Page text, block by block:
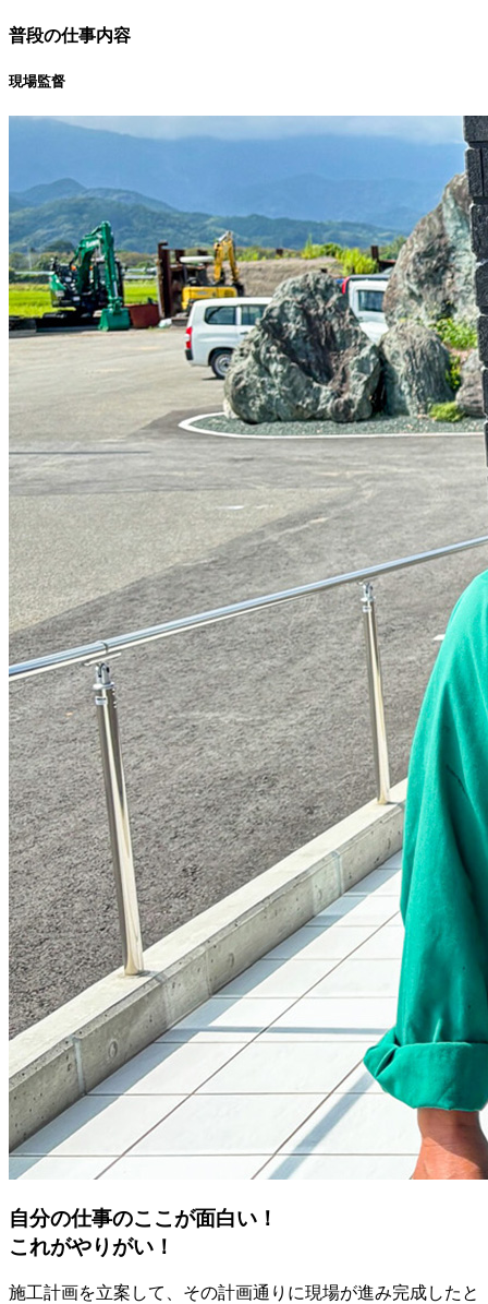
普段の仕事内容
現場監督
自分の仕事のここが面白い！
これがやりがい！
施工計画を立案して、その計画通りに現場が進み完成したと